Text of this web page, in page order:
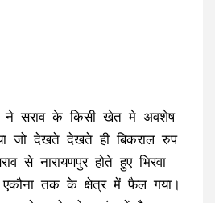
सराव के किसी खेत मे अवशेष
जो देखते देखते ही बिकराल रुप
से नारायणपुर होते हुए भिरवा
एकौना तक के क्षेत्र में फैल गया।